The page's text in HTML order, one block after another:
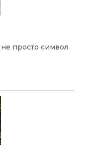
просто символ